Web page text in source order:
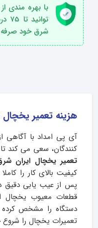
با بهره مندی
شرق خود صرفه
هزینه تعمیر یخچال
آی پی امداد با
کنندگان، سعی می کند
تعمیر یخچال ایران
کیفیت بالای کار را
پس از عیب یابی دقیق
قطعات معیوب یخچال
دستگاه را مشخص
تعمیرات یخچال را شروع